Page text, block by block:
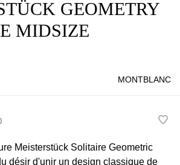
GEOMETRY
MIDSIZE
MONTBLANC
Meisterstück Solitaire Geometric
désir d'unir un design classique de